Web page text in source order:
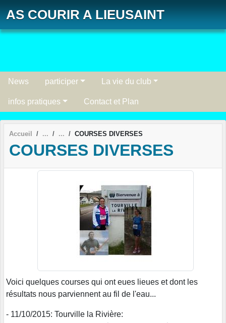
AS COURIR A LIEUSAINT
News participer La vie du club
infos pratiques Contact et Plan
Accueil COURSES DIVERSES
COURSES DIVERSES
Voici quelques courses qui ont eues lieues et dont les
résultats nous parviennent au fil de l'eau...
- 11/10/2015: Tourville la Rivière: